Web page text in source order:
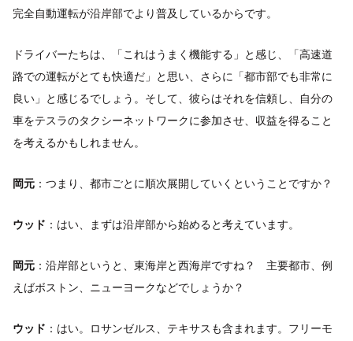
完全自動運転が沿岸部でより普及しているからです。
ドライバーたちは、「これはうまく機能する」と感じ、「高速道
路での運転がとても快適だ」と思い、さらに「都市部でも非常に
良い」と感じるでしょう。そして、彼らはそれを信頼し、自分の
車をテスラのタクシーネットワークに参加させ、収益を得ること
を考えるかもしれません。
岡元 ：つまり、都市ごとに順次展開していくということですか？
ウッド ：はい、まずは沿岸部から始めると考えています。
岡元 ：沿岸部というと、東海岸と西海岸ですね？ 主要都市、例
えばボストン、ニューヨークなどでしょうか？
ウッド ：はい。ロサンゼルス、テキサスも含まれます。フリーモ